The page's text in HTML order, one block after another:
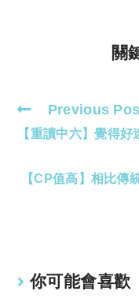
關
Read
more
Previous
【重讀中六】覺得
【CP值高】相比傳
你可能會喜歡